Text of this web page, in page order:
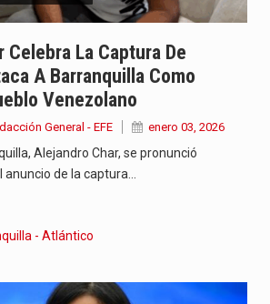
Celebra La Captura De
A Barranquilla Como
Venezolano
General - EFE enero 03, 2026
Alejandro Char, se pronunció
de la captura…
- Atlántico